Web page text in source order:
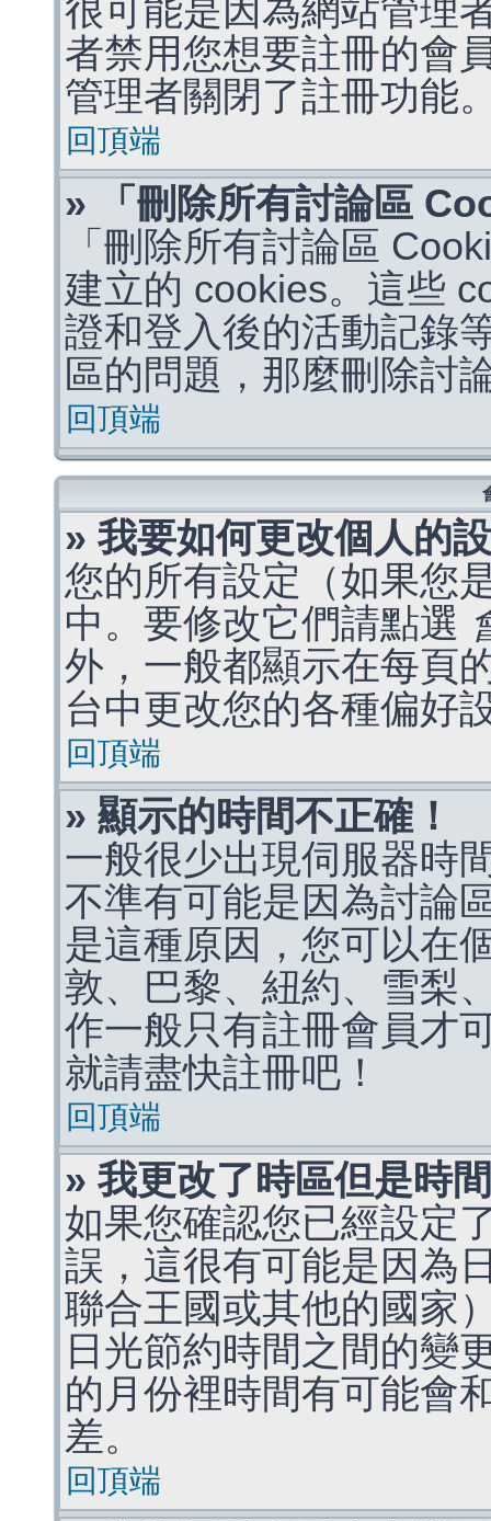
很可能是因為網站管理
者禁用您想要註冊的會
管理者關閉了註冊功能
回頂端
» 「刪除所有討論區
「刪除所有討論區
建立的 cookies。這些
證和登入後的活動記錄
區的問題，那麼刪除討
回頂端
» 我要如何更改個人的
您的所有設定（如果您
中。要修改它們請點選
外，一般都顯示在每頁
台中更改您的各種偏好
回頂端
» 顯示的時間不正確！
一般很少出現伺服器時
不準有可能是因為討論
是這種原因，您可以在
敦、巴黎、紐約、雪梨
作一般只有註冊會員才
就請盡快註冊吧！
回頂端
» 我更改了時區但是時
如果您確認您已經設定
誤，這很有可能是因為
聯合王國或其他的國家
日光節約時間之間的變
的月份裡時間有可能會
差。
回頂端